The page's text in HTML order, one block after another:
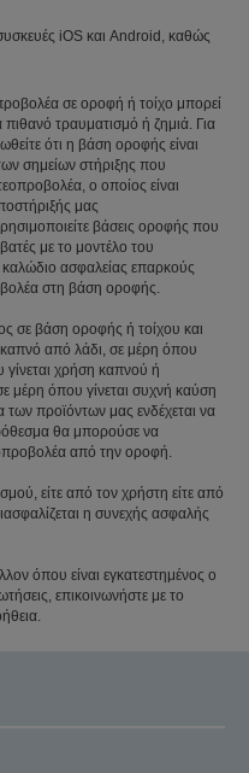
iOS και Android, καθώς
σε οροφή ή τοίχο μπορεί
τραυματισμό ή ζημιά. Για
ότι η βάση οροφής είναι
σημείων στήριξης που
ο οποίος είναι
μας
βάσεις οροφής που
με το μοντέλο του
ασφαλείας επαρκούς
στη βάση οροφής.
σε βάση οροφής ή τοίχου και
καπνό από λάδι, σε μέρη όπου
γίνεται χρήση καπνού ή
μέρη όπου γίνεται συχνή καύση
προϊόντων μας ενδέχεται να
θα μπορούσε να
από την οροφή.
είτε από τον χρήστη είτε από
η συνεχής ασφαλής
όπου είναι εγκατεστημένος ο
επικοινωνήστε με το